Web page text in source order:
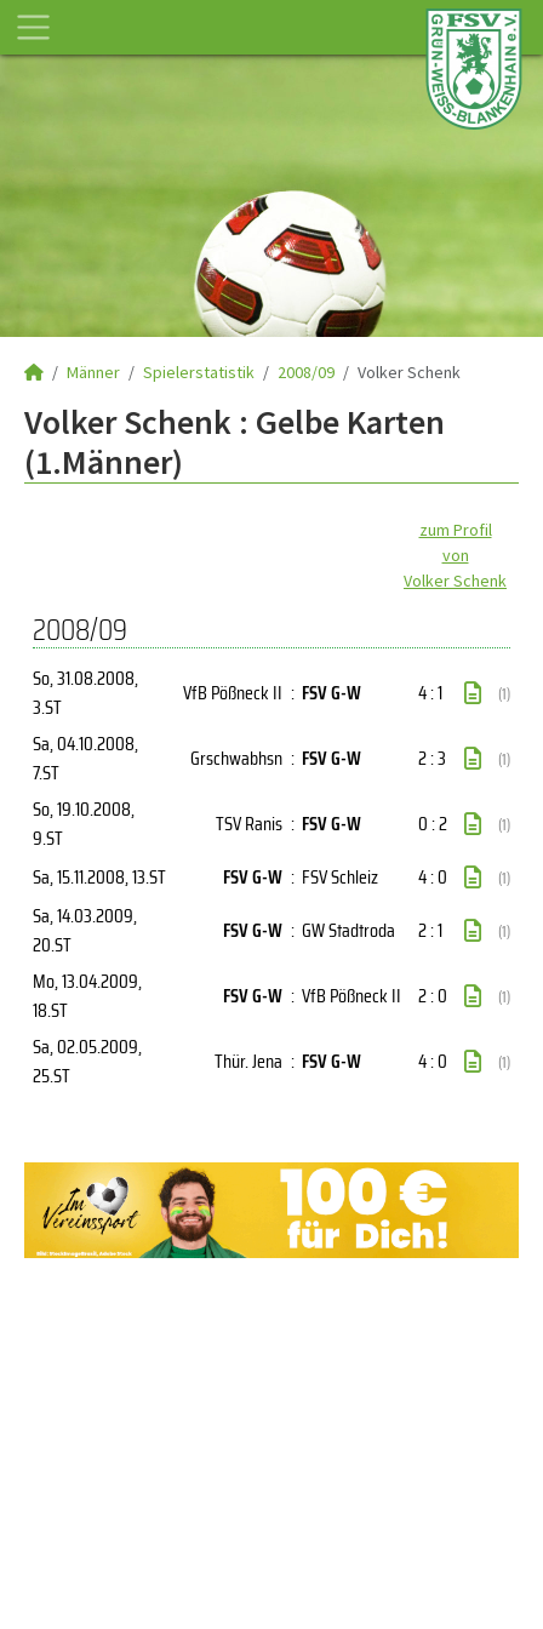
Männer Spielerstatistik 2008/09 Volker Schenk
Volker Schenk : Gelbe Karten
(1.Männer)
zum Profil
von
Volker Schenk
2008/09
So, 31.08.2008,
3.ST
VfB Pößneck II : FSV G-W 4 : 1 (1)
Sa, 04.10.2008,
7.ST
Grschwabhsn : FSV G-W 2 : 3 (1)
So, 19.10.2008,
9.ST
TSV Ranis : FSV G-W 0 : 2 (1)
Sa, 15.11.2008, 13.ST FSV G-W : FSV Schleiz 4 : 0 (1)
Sa, 14.03.2009,
20.ST
FSV G-W : GW Stadtroda 2 : 1 (1)
Mo, 13.04.2009,
18.ST
FSV G-W : VfB Pößneck II 2 : 0 (1)
Sa, 02.05.2009,
25.ST
Thür. Jena : FSV G-W 4 : 0 (1)